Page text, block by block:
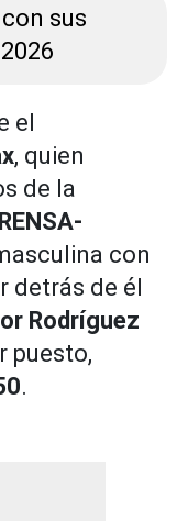
sus
el
, quien
de la
con
detrás de él
Rodríguez
puesto,
.